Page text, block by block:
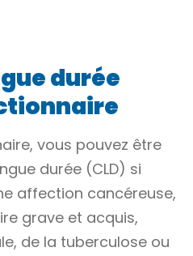
durée
vous pouvez être
durée (CLD) si
affection cancéreuse,
grave et acquis,
de la tuberculose ou